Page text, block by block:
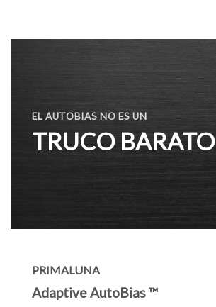
EL AUTOBIAS NO ES UN
TRUCO BARATO
PRIMALUNA
Adaptive AutoBias ™